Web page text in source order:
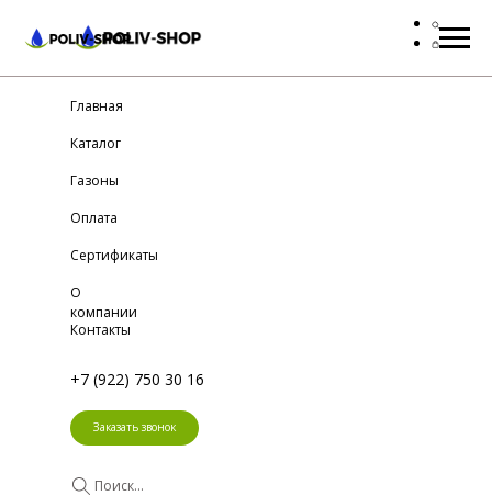
Заказать звонок
+7 (922) 750 30 16
Главная
Каталог
Газоны
Оплата
Сертификаты
О
компании
Контакты
Поиск...